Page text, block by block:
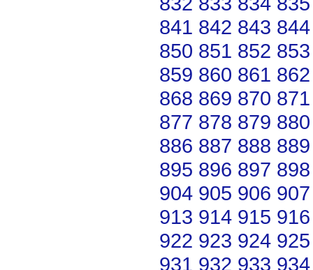
841 842 843 844
850 851 852 853
859 860 861 862
868 869 870 871
877 878 879 880
886 887 888 889
895 896 897 898
904 905 906 907
913 914 915 916
922 923 924 925
931 932 933 934